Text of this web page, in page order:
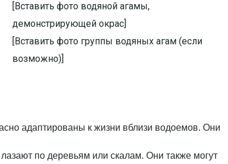
[Вставить фото водяной агамы,
демонстрирующей окрас]
[Вставить фото группы водяных агам (если
возможно)]
адаптированы к жизни вблизи водоемов. Они
по деревьям или скалам. Они также могут